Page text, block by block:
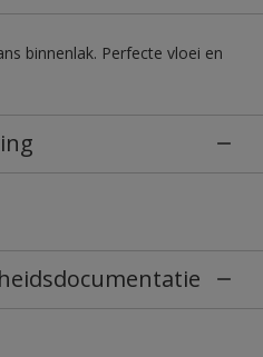
binnenlak. Perfecte vloei en